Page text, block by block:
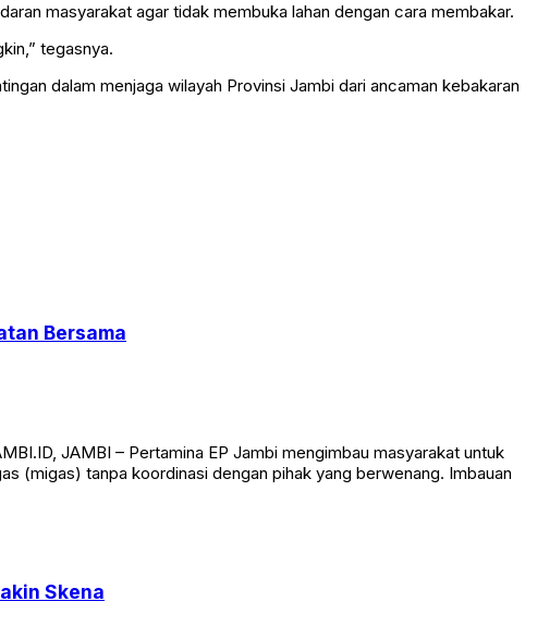
masyarakat agar tidak membuka lahan dengan cara membakar.
tegasnya.
dalam menjaga wilayah Provinsi Jambi dari ancaman kebakaran
Bersama
JAMBI – Pertamina EP Jambi mengimbau masyarakat untuk
(migas) tanpa koordinasi dengan pihak yang berwenang. Imbauan
Skena